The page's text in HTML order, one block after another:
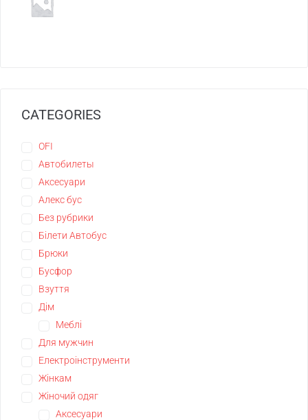
CATEGORIES
OFI
Автобилеты
Аксесуари
Алекс бус
Без рубрики
Білети Автобус
Брюки
Бусфор
Взуття
Дім
Меблі
Для мужчин
Електроінструменти
Жінкам
Жіночий одяг
Аксесуари